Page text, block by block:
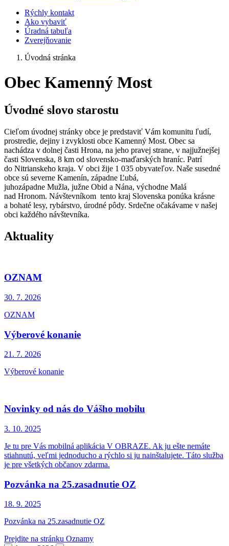
Rýchly kontakt
Ako vybaviť
Úradná tabuľa
Zverejňovanie
Úvodná stránka
Obec Kamenný Most
Úvodné slovo starostu
Cieľom úvodnej stránky obce je predstaviť Vám komunitu ľudí,
prostredie, dejiny i zvyklosti obce Kamenný Most. Obec sa
nachádza v dolnej časti Hrona, na jeho pravej strane, v najjužnejšej
časti Slovenska, 8 km od slovensko-maďarských hraníc. Patrí
do Nitrianskeho kraja. V obci žije 1 035 obyvateľov. Naše susedné
obce sú severne Kamenín, západne Ľubá,
juhozápadne Mužla, južne Obid a Nána, východne Malá
nad Hronom. Návštevníkom tento kraj Slovenska ponúka krásne
a bohaté lesy, rybárstvo, úrodné pôdy. Srdečne očakávame v našej
obci každého návštevníka.
Aktuality
OZNAM
30. 7. 2026
OZNAM
Výberové konanie
21. 7. 2026
Výberové konanie
Novinky od nás do Vášho mobilu
3. 10. 2025
Je tu pre Vás mobilná aplikácia V OBRAZE. Ak ju ešte nemáte
stiahnutú, veľmi jednoducho a rýchlo si ju nainštalujete. Táto služba
je pre všetkých občanov zdarma.
Pozvánka na 25.zasadnutie OZ
18. 9. 2025
Pozvánka na 25.zasadnutie OZ
Prejdite na stránku Oznamy